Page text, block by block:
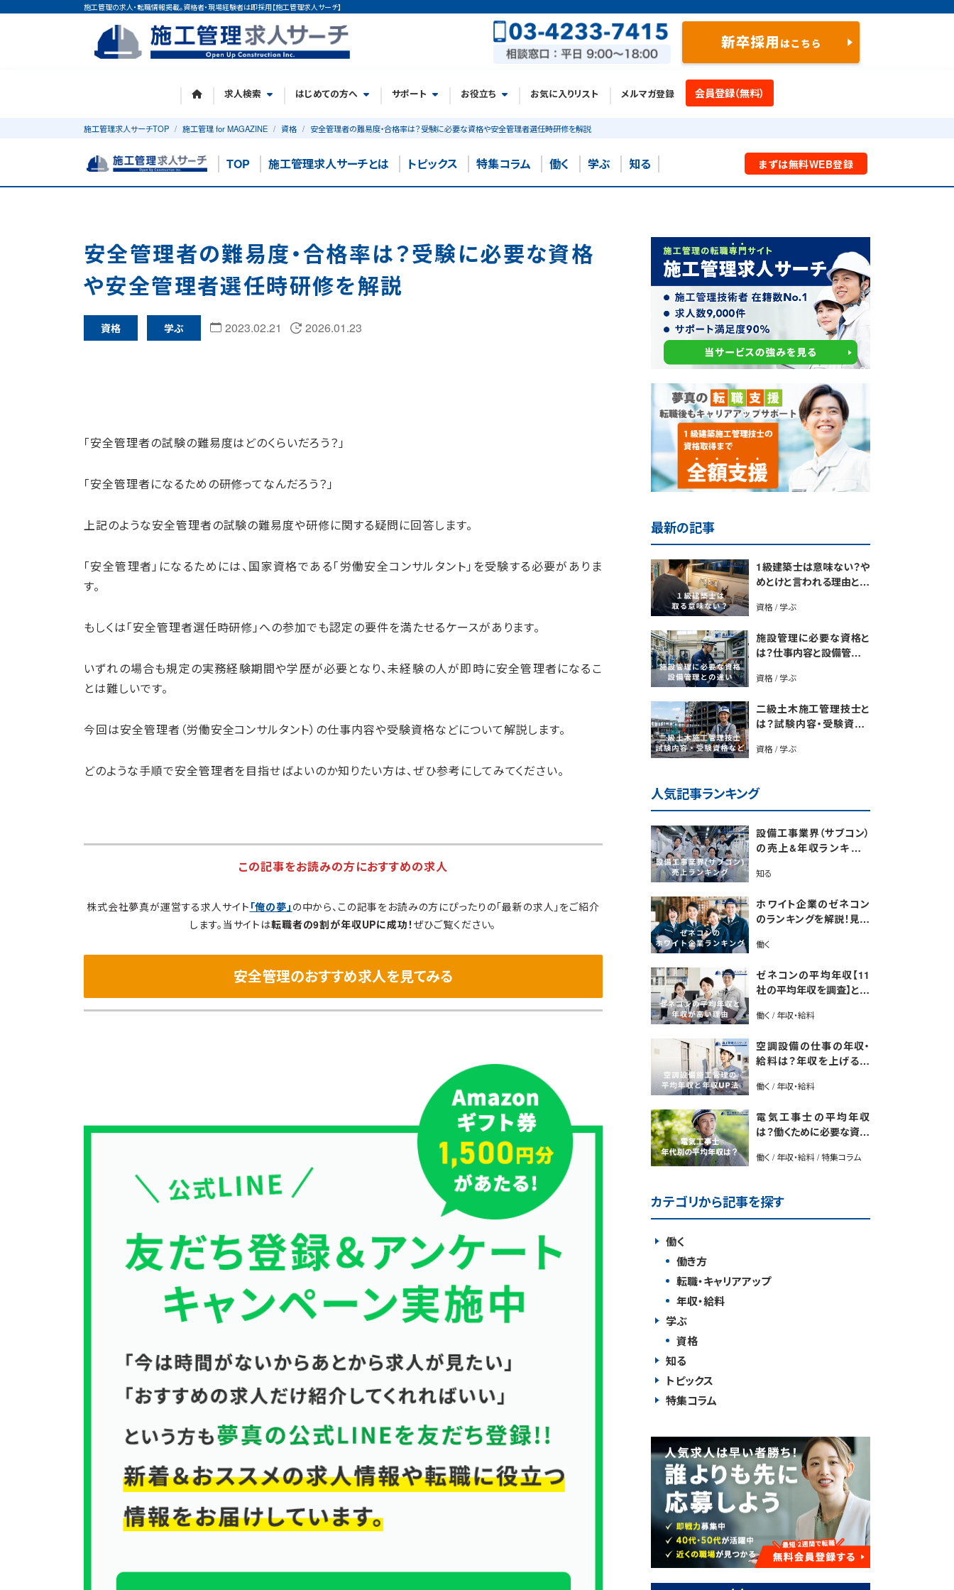
施工管理の求人・転職情報掲載。資格者・現場経験者は即採用【施工管理求人サーチ】
求人検索 はじめての方へ サポート お役立ち お気に入りリスト メルマガ登録 会員登録（無料）
施工管理求人サーチTOP 施工管理 for MAGAZINE 資格 安全管理者の難易度・合格率は？受験に必要な資格や安全管理者選任時研修を解説
TOP 施工管理求人サーチとは トピックス 特集コラム 働く 学ぶ 知る まずは無料WEB登録
安全管理者の難易度・合格率は？受験に必要な資格
や安全管理者選任時研修を解説
資格 学ぶ 2023.02.21 2026.01.23
「安全管理者の試験の難易度はどのくらいだろう？」
「安全管理者になるための研修ってなんだろう？」
上記のような安全管理者の試験の難易度や研修に関する疑問に回答します。
「安全管理者」になるためには、国家資格である「労働安全コンサルタント」を受験する必要がありま
す。
もしくは「安全管理者選任時研修」への参加でも認定の要件を満たせるケースがあります。
いずれの場合も規定の実務経験期間や学歴が必要となり、未経験の人が即時に安全管理者になるこ
とは難しいです。
今回は安全管理者（労働安全コンサルタント）の仕事内容や受験資格などについて解説します。
どのような手順で安全管理者を目指せばよいのか知りたい方は、ぜひ参考にしてみてください。
この記事をお読みの方におすすめの求人
株式会社夢真が運営する求人サイト 「俺の夢」 の中から、この記事をお読みの方にぴったりの「最新の求人」をご紹介
します。当サイトは転職者の9割が年収UPに成功！ぜひご覧ください。
安全管理のおすすめ求人を見てみる
最新の記事
1級建築士は意味ない？や
めとけと言われる理由と取
資格 / 学ぶ
施設管理に必要な資格と
は？仕事内容と設備管理と
資格 / 学ぶ
二級土木施工管理技士と
は？試験内容・受験資格・
資格 / 学ぶ
人気記事ランキング
設備工事業界（サブコン）
の売上&年収ランキング
設備ジャンル別】今後の動
知る
ホワイト企業のゼネコン
のランキングを解説！見極
版】
働く
ゼネコンの平均年収【11
社の平均年収を調査】と年
P法も紹介
働く / 年収・給料
空調設備の仕事の年収・
給料は？年収を上げる方
働く / 年収・給料
電気工事士の平均年収
は？働くために必要な資格
働く / 年収・給料 / 特集コラム
カテゴリから記事を探す
働く
働き方
転職・キャリアアップ
年収・給料
学ぶ
資格
知る
トピックス
特集コラム